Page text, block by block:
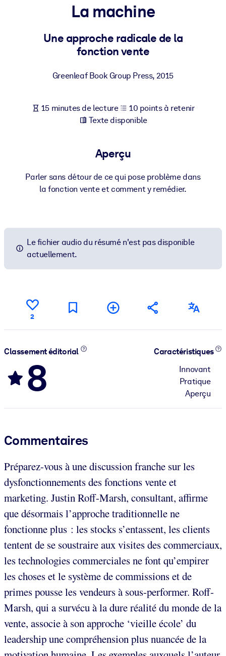
PAR SYSTÈME
LMS/LXP pour de meilleurs résultats d'apprentissage.
Enrichissez votre bibliothèque d'entreprise avec des
commerciales fiables et prêtes à l'emploi.
Alimentez vos systèmes d'IA avec des connaissances fiables et
La machine
Une approche radicale de la
fonction vente
Greenleaf Book Group Press, 2015
15 minutes de lecture
10 points à retenir
Texte disponible
Aperçu
Parler sans détour de ce qui pose problème dans
la fonction vente et comment y remédier.
Le fichier audio du résumé n'est pas disponible
actuellement.
2
Classement éditorial
8
Caractéristiques
Innovant
Pratique
Aperçu
Commentaires
Préparez-vous à une discussion franche sur les
dysfonctionnements des fonctions vente et
marketing. Justin Roff-Marsh, consultant, affirme
que désormais l’approche traditionnelle ne
fonctionne plus : les stocks s’entassent, les clients
tentent de se soustraire aux visites des commerciaux,
les technologies commerciales ne font qu’empirer
les choses et le système de commissions et de
primes pousse les vendeurs à sous-performer. Roff-
Marsh, qui a survécu à la dure réalité du monde de la
vente, associe à son approche ‘vieille école’ du
leadership une compréhension plus nuancée de la